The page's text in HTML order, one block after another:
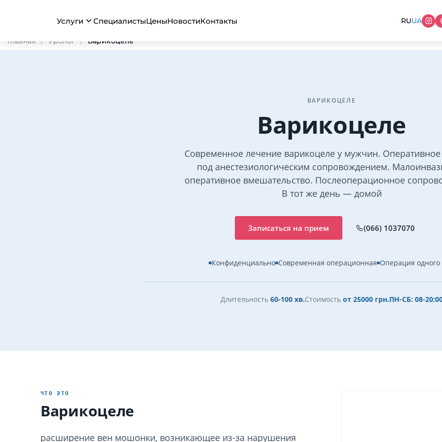
Услуги СпециалистыЦеныНовостиКонтакты RUUA
Главная Уролог Варикоцеле
ВАРИКОЦЕЛЕ
Варикоцеле
Современное лечение варикоцеле у мужчин.
под анестезиологическим сопровождением.
оперативное вмешательство. Послеоперационное
В тот же день — домой
Записаться на прием (066) 1037070
Конфиденциально Современная операционная Операция одного
Длительность 60-100 хв.Стоимость от 25000 грн.ПН-СБ: 08-
ЧТО ЭТО
Варикоцеле
расширение вен мошонки, возникающее из-за нарушения